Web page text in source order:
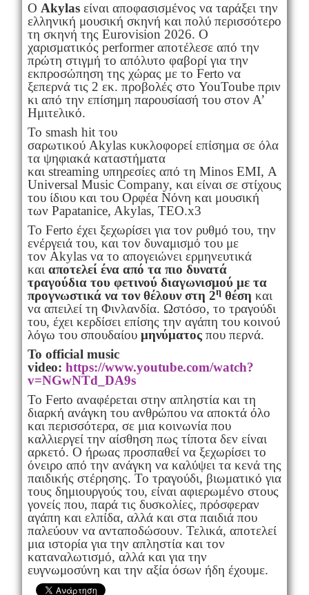
Ο Akylasείναι αποφασισμένος να ταράξει την
ελληνική μουσική σκηνή και πολύ περισσότερο
τη σκηνή της Eurovision 2026. Ο
χαρισματικός performer αποτέλεσε από την
πρώτη στιγμή το απόλυτο φαβορί για την
εκπροσώπηση της χώρας με το Ferto να
ξεπερνά τις 2 εκ. προβολές στο YouToube πριν
κι από την επίσημη παρουσίασή του στον Α’
Ημιτελικό.
Το smash hit του
σαρωτικού Akylas κυκλοφορεί επίσημα σε όλα
τα ψηφιακά καταστήματα
και streaming υπηρεσίες από τη Minos EMI, A
Universal Music Company, και είναι σε στίχους
του ίδιου και του Ορφέα Νόνη και μουσική
των Papatanice, Akylas, TEO.x3
Το Ferto έχει ξεχωρίσει για τον ρυθμό του, την
ενέργειά του, και τον δυναμισμό του με
τον Akylas να το απογειώνει ερμηνευτικά
και αποτελεί ένα από τα πιο δυνατά
τραγούδια του φετινού διαγωνισμού με τα
προγνωστικά να τον θέλουν στη 2ηθέση και
να απειλεί τη Φινλανδία. Ωστόσο, το τραγούδι
του, έχει κερδίσει επίσης την αγάπη του κοινού
λόγω του σπουδαίου μηνύματοςπου περνά.
Το official music
videο: https://www.youtube.com/watch?
v=NGwNTd_DA9s
Το Ferto αναφέρεται στην απληστία και τη
διαρκή ανάγκη του ανθρώπου να αποκτά όλο
και περισσότερα, σε μια κοινωνία που
καλλιεργεί την αίσθηση πως τίποτα δεν είναι
αρκετό. Ο ήρωας προσπαθεί να ξεχωρίσει το
όνειρο από την ανάγκη να καλύψει τα κενά της
παιδικής στέρησης. Το τραγούδι, βιωματικό για
τους δημιουργούς του, είναι αφιερωμένο στους
γονείς που, παρά τις δυσκολίες, πρόσφεραν
αγάπη και ελπίδα, αλλά και στα παιδιά που
παλεύουν να ανταποδώσουν. Τελικά, αποτελεί
μια ιστορία για την απληστία και τον
καταναλωτισμό, αλλά και για την
ευγνωμοσύνη και την αξία όσων ήδη έχουμε.